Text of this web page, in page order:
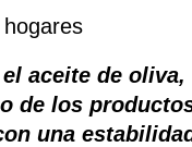
aceite de
de los
una